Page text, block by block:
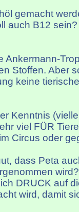
gemacht
auch B12 sein?
Ankermann-
Stoffen. Aber
keine
Kenntnis
viel FÜR
Circus oder
dass Peta
wird?
DRUCK auf
wird, damit